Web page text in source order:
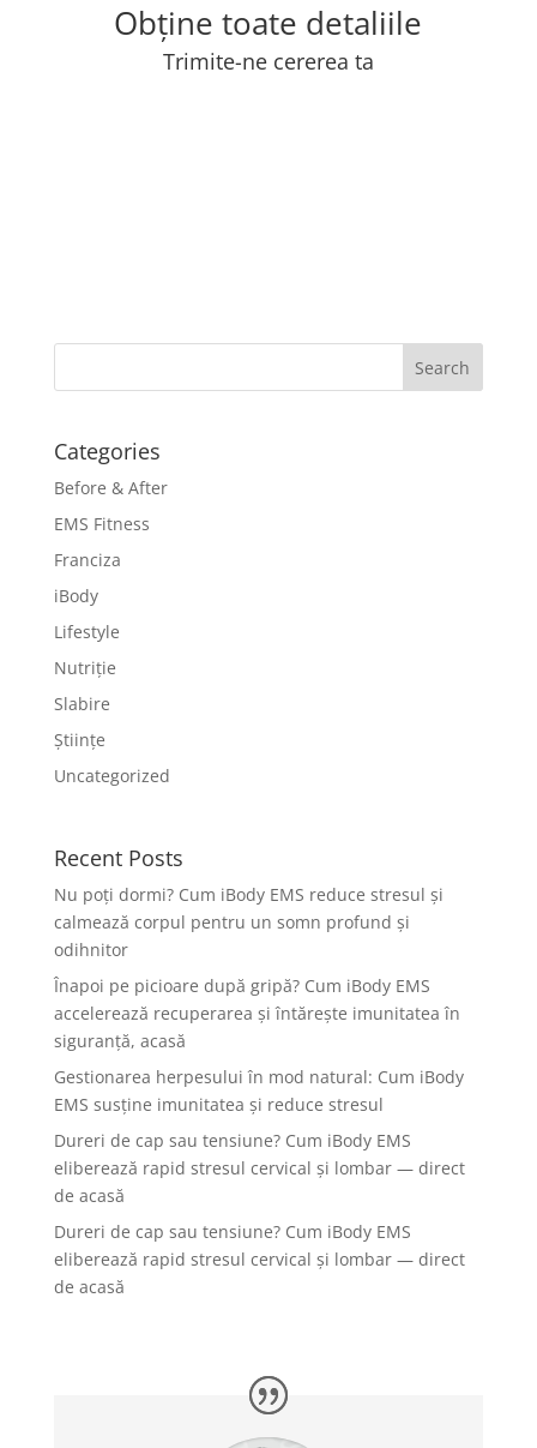
Obține toate detaliile
Trimite-ne cererea ta
Categories
Before & After
EMS Fitness
Franciza
iBody
Lifestyle
Nutriție
Slabire
Științe
Uncategorized
Recent Posts
Nu poți dormi? Cum iBody EMS reduce stresul și
calmează corpul pentru un somn profund și
odihnitor
Înapoi pe picioare după gripă? Cum iBody EMS
accelerează recuperarea și întărește imunitatea în
siguranță, acasă
Gestionarea herpesului în mod natural: Cum iBody
EMS susține imunitatea și reduce stresul
Dureri de cap sau tensiune? Cum iBody EMS
eliberează rapid stresul cervical și lombar — direct
de acasă
Dureri de cap sau tensiune? Cum iBody EMS
eliberează rapid stresul cervical și lombar — direct
de acasă